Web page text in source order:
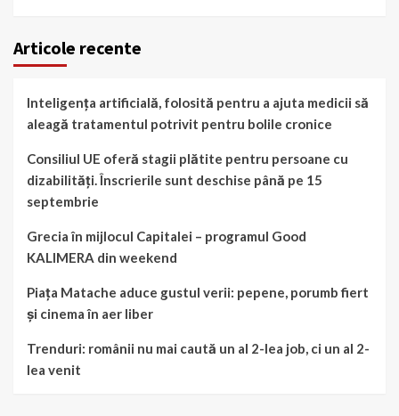
Articole recente
Inteligența artificială, folosită pentru a ajuta medicii să
aleagă tratamentul potrivit pentru bolile cronice
Consiliul UE oferă stagii plătite pentru persoane cu
dizabilități. Înscrierile sunt deschise până pe 15
septembrie
Grecia în mijlocul Capitalei – programul Good
KALIMERA din weekend
Piața Matache aduce gustul verii: pepene, porumb fiert
și cinema în aer liber
Trenduri: românii nu mai caută un al 2-lea job, ci un al 2-
lea venit